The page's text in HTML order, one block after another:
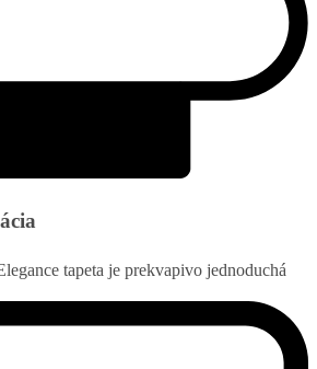
tapeta je prekvapivo jednoduchá